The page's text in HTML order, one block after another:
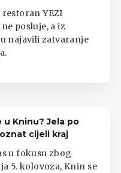
YEZI
posluje, a iz
najavili zatvaranje
u Kninu? Jela po
cijeli kraj
u fokusu zbog
5. kolovoza, Knin se